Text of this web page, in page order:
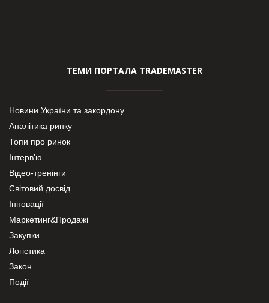
ТЕМИ ПОРТАЛА TRADEMASTER
Новини України та закордону
Аналітика ринку
Топи про ринок
Інтерв’ю
Відео-тренінги
Світовий досвід
Інновації
Маркетинг&Продажі
Закупки
Логістика
Закон
Події